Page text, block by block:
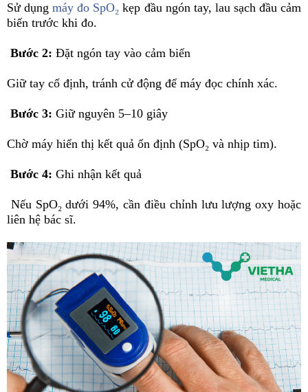
Sử dụngmáy đo SpO₂ kẹp đầu ngón tay, lau sạch đầu cảm
biến trước khi đo.
Bước 2: Đặt ngón tay vào cảm biến
Giữ tay cố định, tránh cử động để máy đọc chính xác.
Bước 3: Giữ nguyên 5–10 giây
Chờ máy hiển thị kết quả ổn định (SpO₂ và nhịp tim).
Bước 4: Ghi nhận kết quả
Nếu SpO₂ dưới 94%, cần điều chỉnh lưu lượng oxy hoặc
liên hệ bác sĩ.